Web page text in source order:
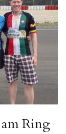
Ring